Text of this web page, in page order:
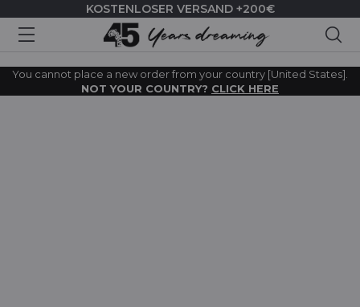
KOSTENLOSER VERSAND +200€
You cannot place a new order from your country [United States].
NOT YOUR COUNTRY? CLICK HERE